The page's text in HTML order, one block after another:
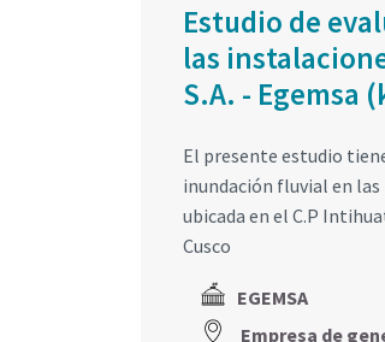
Estudio de
las
S.A. - Egemsa
El presente estudio
inundación fluvial en las
ubicada en el C.P
Cusco
EGEMSA
Empresa de